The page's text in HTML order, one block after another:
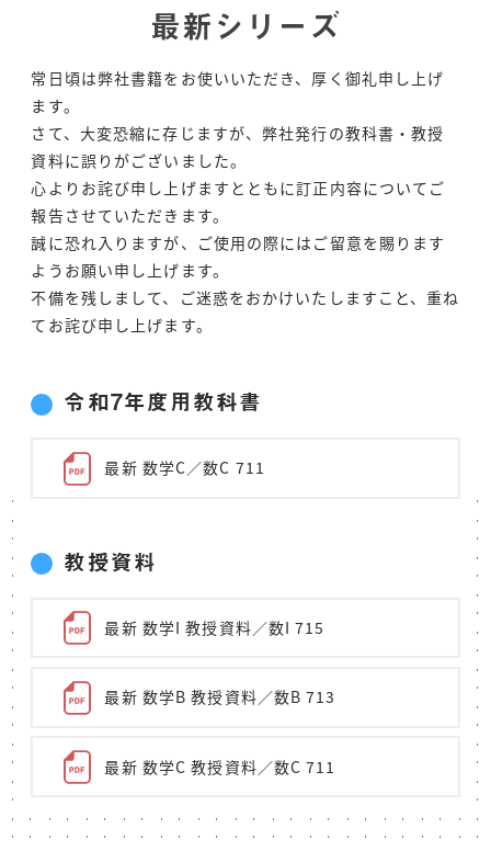
最新シリーズ
常日頃は弊社書籍をお使いいただき、厚く御礼申し上げ
ます。
さて、大変恐縮に存じますが、弊社発行の教科書・教授
資料に誤りがございました。
心よりお詫び申し上げますとともに訂正内容についてご
報告させていただきます。
誠に恐れ入りますが、ご使用の際にはご留意を賜ります
ようお願い申し上げます。
不備を残しまして、ご迷惑をおかけいたしますこと、重ね
てお詫び申し上げます。
令和7年度用教科書
最新 数学C／数C 711
教授資料
最新 数学I 教授資料／数I 715
最新 数学B 教授資料／数B 713
最新 数学C 教授資料／数C 711